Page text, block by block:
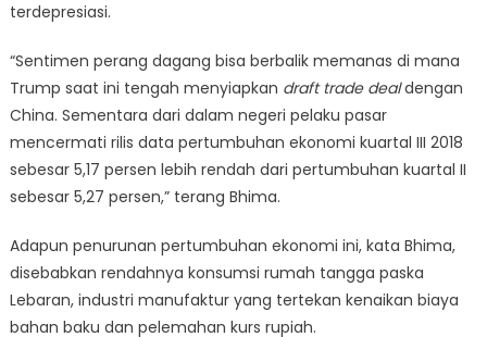
terdepresiasi.
“Sentimen perang dagang bisa berbalik memanas di mana
Trump saat ini tengah menyiapkan draft trade dealdengan
China. Sementara dari dalam negeri pelaku pasar
mencermati rilis data pertumbuhan ekonomi kuartal III 2018
sebesar 5,17 persen lebih rendah dari pertumbuhan kuartal II
sebesar 5,27 persen,” terang Bhima.
Adapun penurunan pertumbuhan ekonomi ini, kata Bhima,
disebabkan rendahnya konsumsi rumah tangga paska
Lebaran, industri manufaktur yang tertekan kenaikan biaya
bahan baku dan pelemahan kurs rupiah.